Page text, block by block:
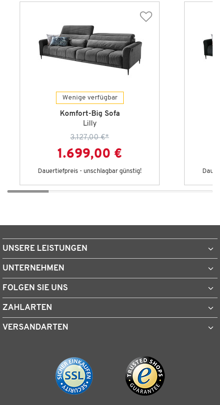
Wenige verfügbar
Komfort-Big Sofa
Lilly
3.127,00 €*
1.699,00 €
Dauertiefpreis - unschlagbar günstig!
UNSERE LEISTUNGEN
UNTERNEHMEN
FOLGEN SIE UNS
ZAHLARTEN
VERSANDARTEN